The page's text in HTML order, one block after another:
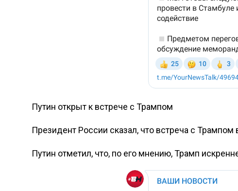
Путин открыт к встрече с Трампом
Президент России сказал, что встреча с
Путин отметил, что, по его мнению, Трамп